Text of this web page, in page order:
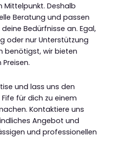
Mittelpunkt. Deshalb
Beratung und passen
Bedürfnisse an. Egal,
oder nur Unterstützung
benötigst, wir bieten
und lass uns den
für dich zu einem
Kontaktiere uns
Angebot und
und professionellen